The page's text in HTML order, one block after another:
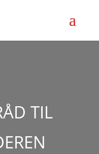
TIL